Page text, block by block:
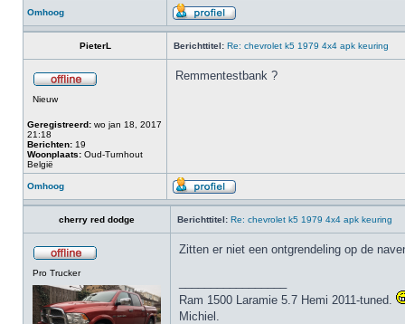
Omhoog
PieterL Berichttitel: Re: chevrolet k5 1979 4x4 apk keuring
Nieuw
Geregistreerd: wo jan 18, 2017
21:18
Berichten: 19
Woonplaats: Oud-Turnhout
België
Remmentestbank ?
Omhoog
cherry red dodge Berichttitel: Re: chevrolet k5 1979 4x4 apk keuring
Pro Trucker
Zitten er niet een ontgrendeling op de
Ram 1500 Laramie 5.7 Hemi 2011-tuned.
Michiel.